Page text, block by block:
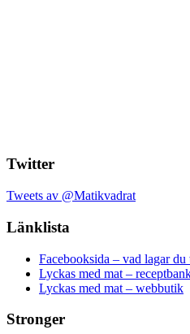
Twitter
Tweets av @Matikvadrat
Länklista
Facebooksida – vad lagar
Lyckas med mat –
Lyckas med mat – webbutik
Stronger